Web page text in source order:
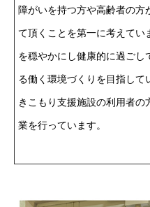
障がいを持つ方や高齢者の方
て頂くことを第一に考えてい
を穏やかにし健康的に過ごし
る働く環境づくりを目指して
きこもり支援施設の利用者
業を行っています。